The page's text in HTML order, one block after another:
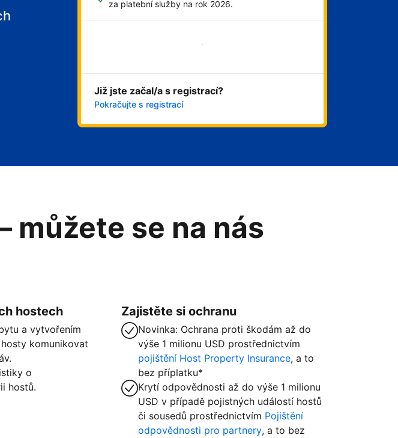
za platební služby na rok 2026.
Začít hned
Již jste začal/a s registrací?
Pokračujte s registrací
můžete se na nás
hostech
a vytvořením
komunikovat
o
hostů.
Zajistěte si ochranu
Novinka: Ochrana proti škodám až do
výše 1 milionu USD prostřednictvím
pojištění Host Property Insurance, a to
bez příplatku*
Krytí odpovědnosti až do výše 1 milionu
USD v případě pojistných událostí hostů
či sousedů prostřednictvím Pojištění
odpovědnosti pro partnery, a to bez